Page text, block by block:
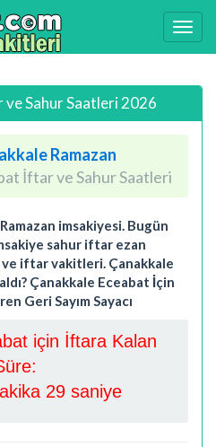
Sahur Saatleri 2026
Ramazan
İftar ve Sahur Saatleri
imsakiyesi. Bugün
sahur iftar ezan
iftar vakitleri. Çanakkale
Çanakkale Eceabat İçin
Geri Sayım Sayacı
için İftara Kalan
28 saniye